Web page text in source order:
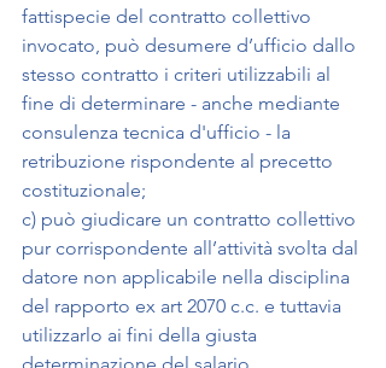
fattispecie del contratto collettivo
invocato, può desumere d’ufficio dallo
stesso contratto i criteri utilizzabili al
fine di determinare - anche mediante
consulenza tecnica d'ufficio - la
retribuzione rispondente al precetto
costituzionale;
c) può giudicare un contratto collettivo
pur corrispondente all’attività svolta dal
datore non applicabile nella disciplina
del rapporto ex art 2070 c.c. e tuttavia
utilizzarlo ai fini della giusta